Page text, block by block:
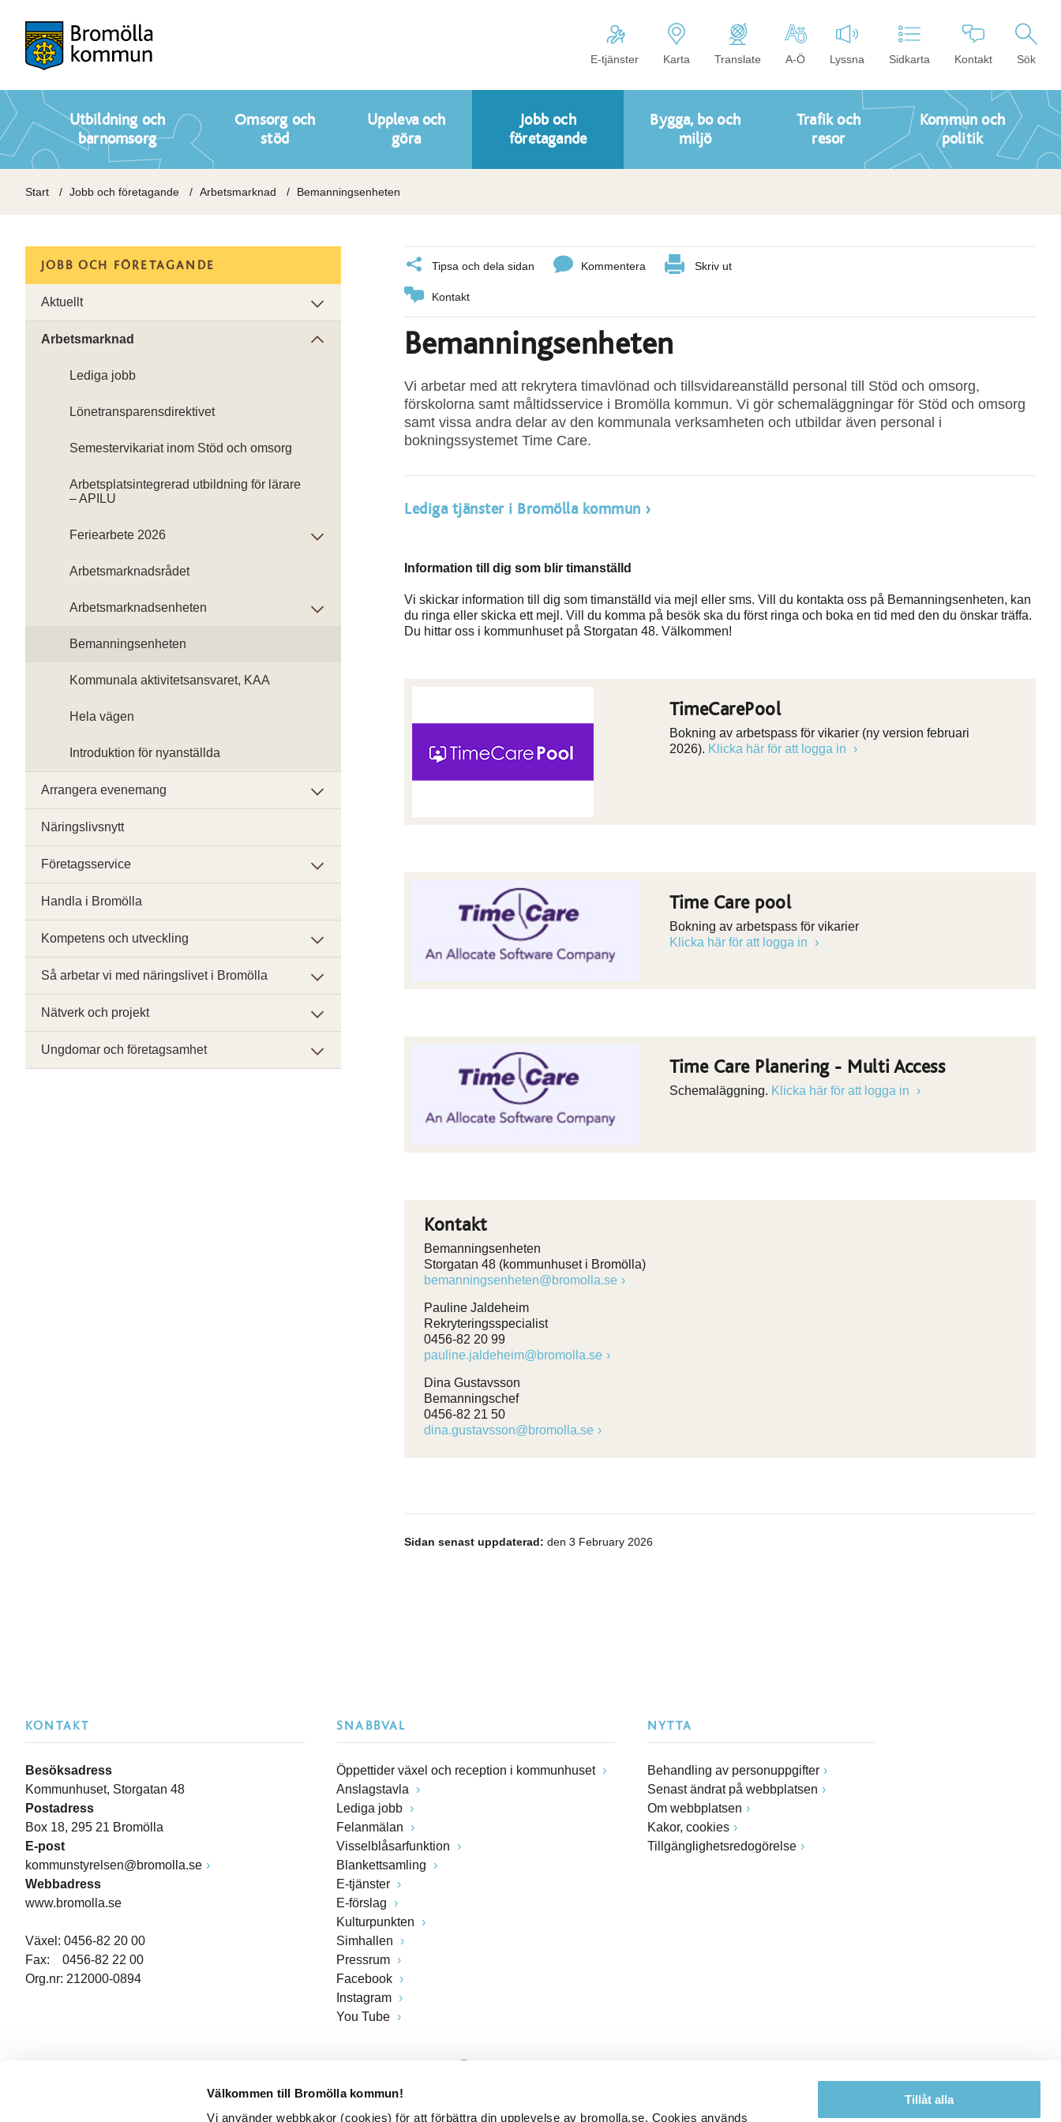
Välkommen till Bromölla kommun!
Vi använder webbkakor (cookies) för att förbättra din upplevelse av bromolla.se. Cookies används
Tillåt alla
E-tjänster Karta Translate A-Ö Lyssna Sidkarta Kontakt Sök
Utbildning och
barnomsorg
Omsorg och
stöd
Uppleva och
göra
Jobb och
företagande
Bygga, bo och
miljö
Trafik och
resor
Kommun och
politik
Start Jobb och företagande Arbetsmarknad Bemanningsenheten
Tipsa och dela sidan Kommentera Skriv ut
Kontakt
Bemanningsenheten
Vi arbetar med att rekrytera timavlönad och tillsvidareanställd personal till Stöd och omsorg,
förskolorna samt måltidsservice i Bromölla kommun. Vi gör schemaläggningar för Stöd och omsorg
samt vissa andra delar av den kommunala verksamheten och utbildar även personal i
bokningssystemet Time Care.
Lediga tjänster i Bromölla kommun
Information till dig som blir timanställd
Vi skickar information till dig som timanställd via mejl eller sms. Vill du kontakta oss på Bemanningsenheten, kan
du ringa eller skicka ett mejl. Vill du komma på besök ska du först ringa och boka en tid med den du önskar träffa.
Du hittar oss i kommunhuset på Storgatan 48. Välkommen!
TimeCarePool
Bokning av arbetspass för vikarier (ny version februari
2026). Klicka här för att logga in
Time Care pool
Bokning av arbetspass för vikarier
Klicka här för att logga in
Time Care Planering - Multi Access
Schemaläggning. Klicka här för att logga in
Kontakt
Bemanningsenheten
Storgatan 48 (kommunhuset i Bromölla)
bemanningsenheten@bromolla.se
Pauline Jaldeheim
Rekryteringsspecialist
0456-82 20 99
pauline.jaldeheim@bromolla.se
Dina Gustavsson
Bemanningschef
0456-82 21 50
dina.gustavsson@bromolla.se
Sidan senast uppdaterad: den 3 February 2026
JOBB OCH FÖRETAGANDE
Aktuellt
Arbetsmarknad
Lediga jobb
Lönetransparensdirektivet
Semestervikariat inom Stöd och omsorg
Arbetsplatsintegrerad utbildning för lärare
– APILU
Feriearbete 2026
Arbetsmarknadsrådet
Arbetsmarknadsenheten
Bemanningsenheten
Kommunala aktivitetsansvaret, KAA
Hela vägen
Introduktion för nyanställda
Arrangera evenemang
Näringslivsnytt
Företagsservice
Handla i Bromölla
Kompetens och utveckling
Så arbetar vi med näringslivet i Bromölla
Nätverk och projekt
Ungdomar och företagsamhet
KONTAKT
Besöksadress
Kommunhuset, Storgatan 48
Postadress
Box 18, 295 21 Bromölla
E-post
kommunstyrelsen@bromolla.se
Webbadress
www.bromolla.se
Växel: 0456-82 20 00
Fax: 0456-82 22 00
Org.nr: 212000-0894
SNABBVAL
Öppettider växel och reception i kommunhuset
Anslagstavla
Lediga jobb
Felanmälan
Visselblåsarfunktion
Blankettsamling
E-tjänster
E-förslag
Kulturpunkten
Simhallen
Pressrum
Facebook
Instagram
You Tube
NYTTA
Behandling av personuppgifter
Senast ändrat på webbplatsen
Om webbplatsen
Kakor, cookies
Tillgänglighetsredogörelse